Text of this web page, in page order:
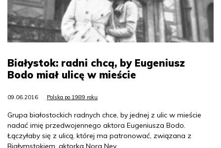
Białystok: radni chcą, by Eugeniusz
Bodo miał ulicę w mieście
09.06.2016 Polska po 1989 roku
Grupa białostockich radnych chce, by jednej z ulic w mieście
nadać imię przedwojennego aktora Eugeniusza Bodo.
Łączyłaby się z ulicą, której ma patronować, związana z
Białymstokiem, aktorka Nora Ney.